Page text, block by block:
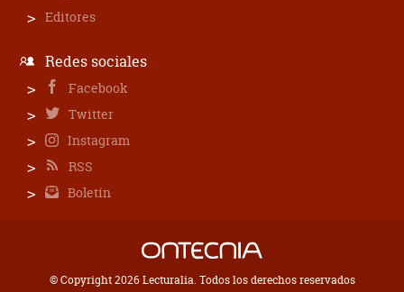
Editores
Redes sociales
Facebook
Twitter
Instagram
RSS
Boletín
© Copyright 2026 Lecturalia. Todos los derechos reservados